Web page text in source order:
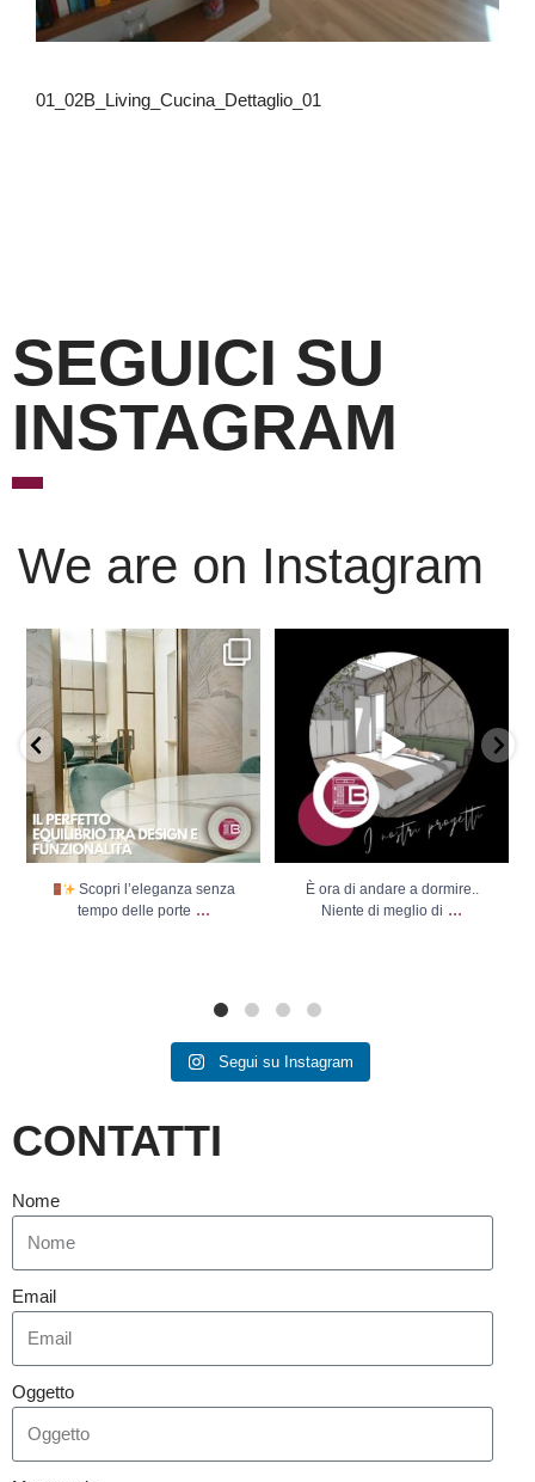
01_02B_Living_Cucina_Dettaglio_01
SEGUICI SU
INSTAGRAM
We are on Instagram
Scopri l’eleganza senza
tempo delle porte ...
Scopri l’eleganza senza
tempo delle porte ...
È ora di andare a dormire..
Niente di meglio di
È ora di andare a dormire..
Niente di meglio di ...
Segui su Instagram
CONTATTI
Nome
Email
Oggetto